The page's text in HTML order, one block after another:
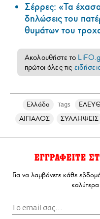
Σέρρες: «Τα
δηλώσεις του
θυμάτων του
Ακολουθήστε το
πρώτοι όλες τις
Ελλάδα Tags
ΑΙΓΙΑΛΟΣ
ΣΥΛΛΗΨΕΙΣ
ΕΓΓΡΑΦΕΙΤΕ
Για να λαμβάνετε κάθε